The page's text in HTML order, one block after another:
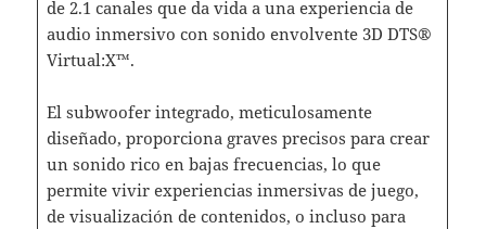
de 2.1 canales que da vida a una experiencia de
audio inmersivo con sonido envolvente 3D DTS®
Virtual:X™.
El subwoofer integrado, meticulosamente
diseñado, proporciona graves precisos para crear
un sonido rico en bajas frecuencias, lo que
permite vivir experiencias inmersivas de juego,
de visualización de contenidos, o incluso para